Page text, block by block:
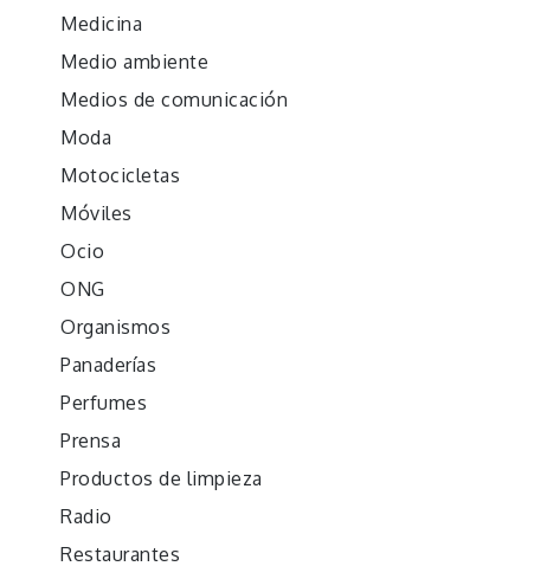
Medicina
Medio ambiente
Medios de comunicación
Moda
Motocicletas
Móviles
Ocio
ONG
Organismos
Panaderías
Perfumes
Prensa
Productos de limpieza
Radio
Restaurantes